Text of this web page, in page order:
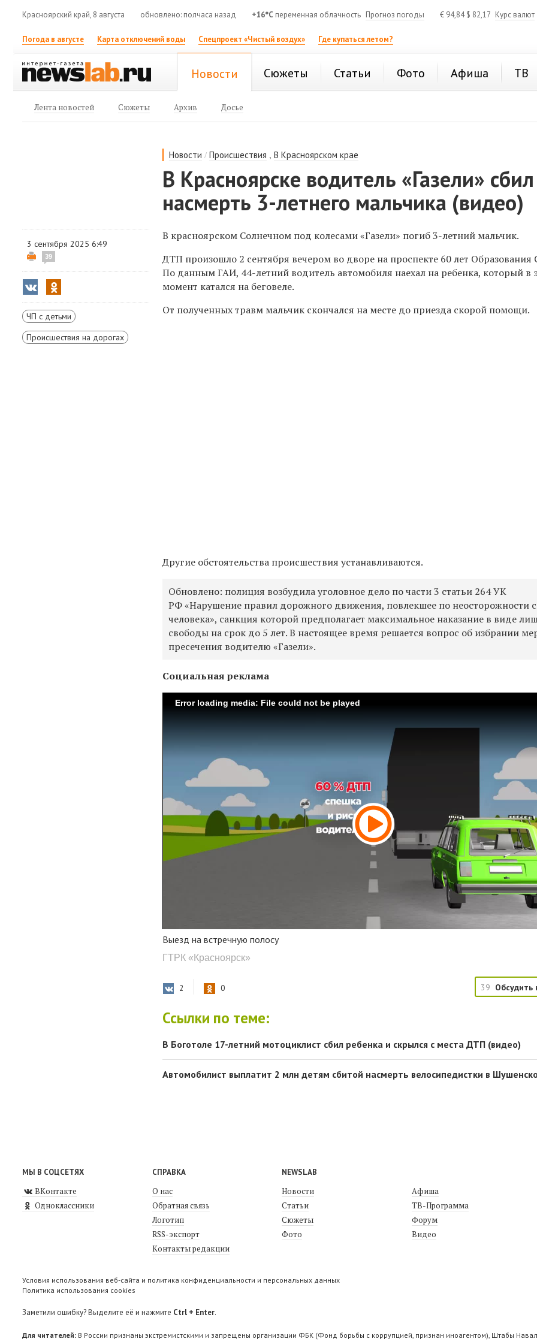
Красноярский край, 8 августа обновлено: полчаса назад +16°C переменная облачность Прогноз погоды € 94,84$ 82,17 Курс валют
Погода в августе Карта отключений воды Спецпроект «Чистый воздух» Где купаться летом?
Новости Сюжеты Статьи Фото Афиша ТВ
Лента новостей Сюжеты Архив Досье
Новости /Происшествия ,В Красноярском крае
В Красноярске водитель «Газели» сбил
насмерть 3-летнего мальчика (видео)
3 сентября 2025 6:49
39
ЧП с детьми
Происшествия на дорогах
В красноярском Солнечном под колесами «Газели» погиб 3-летний мальчик.
ДТП произошло 2 сентября вечером во дворе на проспекте 60 лет Образования
По даннымГАИ, 44-летний водитель автомобиля наехал на ребенка, который в
момент катался на беговеле.
От полученных травм мальчик скончался на месте до приезда скорой помощи.
Другие обстоятельства происшествия устанавливаются.
Обновлено: полиция возбудила уголовное дело по части 3 статьи 264 УК
РФ «Нарушение правил дорожного движения, повлекшее по неосторожности
человека», санкция которой предполагает максимальное наказание в виде
свободы на срок до 5 лет. В настоящее время решается вопрос об избрании
пресечения водителю «Газели».
Социальная реклама
Error loading media: File could not be played
Выезд на встречную полосу
ГТРК «Красноярск»
2 0 39 Обсудить
Ссылки по теме:
В Боготоле 17-летний мотоциклист сбил ребенка и скрылся с места ДТП (видео)
Автомобилист выплатит 2 млн детям сбитой насмерть велосипедистки в
МЫ В СОЦСЕТЯХ
ВКонтакте
Одноклассники
СПРАВКА
О нас
Обратная связь
Логотип
RSS-экспорт
Контакты редакции
NEWSLAB
Новости
Статьи
Сюжеты
Фото
Афиша
ТВ-Программа
Форум
Видео
Условия использования веб-сайта и политика конфиденциальности и персональных данных
Политика использования cookies
Заметили ошибку? Выделите её и нажмите Ctrl + Enter.
Для читателей: В России признаны экстремистскими и запрещены организации ФБК (Фонд борьбы с коррупцией, признан иноагентом), Штабы